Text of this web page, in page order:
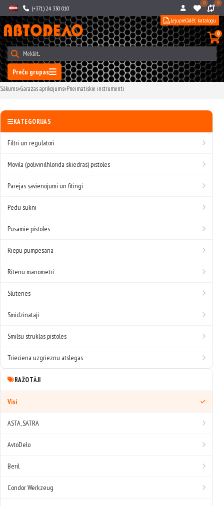
(+371) 24 330 010
0 0
Preču grupas
0
Lejupielādēt katalogu
Sākums»Garazas aprikojums»Pneimatiskie instrumenti
KATEGORIJAS
Filtri un regulatori
Movila (polivinilhlorida skiedras) pistoles
Parejas savienojumi un fitingi
Pedu sukni
Pusamie pistoles
Riepu pumpesana
Ritenu manometri
Slutenes
Smidzinataji
Smilsu struklas pistoles
Trieciena uzgrieznu atslegas
RAŽOTĀJI
Visi
ASTA, SATRA
AvtoDelo
Beril
Condor Werkzeug